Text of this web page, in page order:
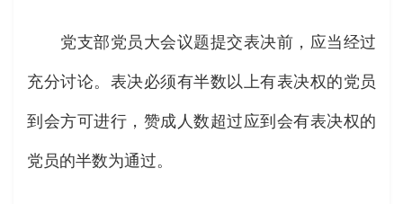
党支部党员大会议题提交表决前，应当经过
充分讨论。表决必须有半数以上有表决权的党员
到会方可进行，赞成人数超过应到会有表决权的
党员的半数为通过。